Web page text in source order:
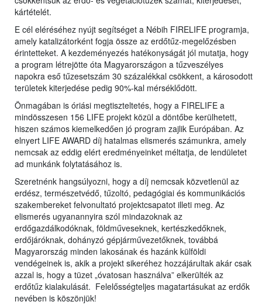
kártételét.
E cél eléréséhez nyújt segítséget a Nébih FIRELIFE programja,
amely katalizátorként fogja össze az erdőtűz-megelőzésben
érintetteket. A kezdeményezés hatékonyságát jól mutatja, hogy
a program létrejötte óta Magyarországon a tűzveszélyes
napokra eső tűzesetszám 30 százalékkal csökkent, a károsodott
területek kiterjedése pedig 90%-kal mérséklődött.
Önmagában is óriási megtiszteltetés, hogy a FIRELIFE a
mindösszesen 156 LIFE projekt közül a döntőbe kerülhetett,
hiszen számos kiemelkedően jó program zajlik Európában. Az
elnyert LIFE AWARD díj hatalmas elismerés számunkra, amely
nemcsak az eddig elért eredményeinket méltatja, de lendületet
ad munkánk folytatásához is.
Szeretnénk hangsúlyozni, hogy a díj nemcsak közvetlenül az
erdész, természetvédő, tűzoltó, pedagógiai és kommunikációs
szakembereket felvonultató projektcsapatot illeti meg. Az
elismerés ugyanannyira szól mindazoknak az
erdőgazdálkodóknak, földműveseknek, kertészkedőknek,
erdőjáróknak, dohányzó gépjárművezetőknek, továbbá
Magyarország minden lakosának és hazánk külföldi
vendégeinek is, akik a projekt sikeréhez hozzájárultak akár csak
azzal is, hogy a tüzet „óvatosan használva” elkerülték az
erdőtűz kialakulását. Felelősségteljes magatartásukat az erdők
nevében is köszönjük!